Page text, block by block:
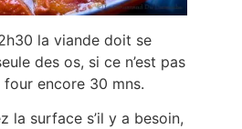
la viande doit se
des os, si ce n’est pas
four encore 30 mns.
la surface s’il y a besoin,